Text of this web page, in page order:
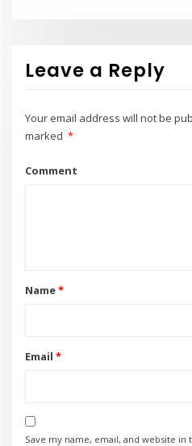
Leave a Reply
Your email address will not be
marked *
Comment
Name*
Email *
Save my name, email, and website